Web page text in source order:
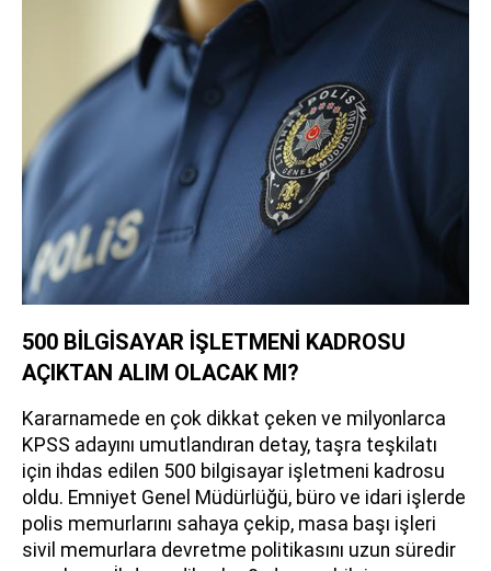
500 BİLGİSAYAR İŞLETMENİ KADROSU
AÇIKTAN ALIM OLACAK MI?
Kararnamede en çok dikkat çeken ve milyonlarca
KPSS adayını umutlandıran detay, taşra teşkilatı
için ihdas edilen 500 bilgisayar işletmeni kadrosu
oldu. Emniyet Genel Müdürlüğü, büro ve idari işlerde
polis memurlarını sahaya çekip, masa başı işleri
sivil memurlara devretme politikasını uzun süredir